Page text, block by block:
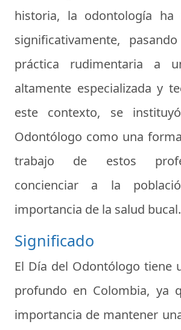
historia, la odontología ha
significativamente,
práctica rudimentaria a
altamente especializada y
este contexto, se
Odontólogo como una
trabajo de estos
concienciar a la
importancia de la salud bucal.
Significado
El Día del Odontólogo tiene
profundo en Colombia, ya
importancia de mantener